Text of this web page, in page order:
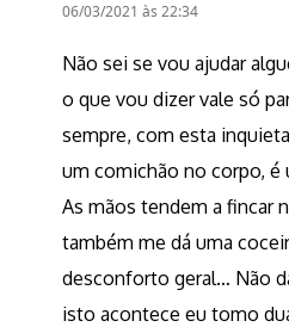
06/03/2021 às 22:34
Não sei se vou ajudar
o que vou dizer vale só
sempre, com esta
um comichão no corpo,
As mãos tendem a fincar
também me dá uma
desconforto geral… Não
isto acontece eu tomo